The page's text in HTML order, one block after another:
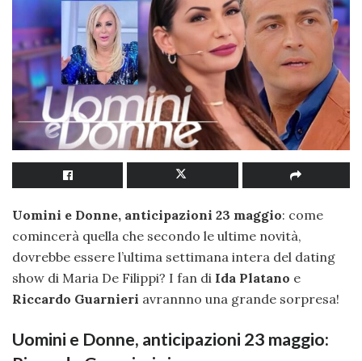
Uomini e Donne, anticipazioni 23 maggio: come
comincerà quella che secondo le ultime novità,
dovrebbe essere l’ultima settimana intera del dating
show di Maria De Filippi? I fan di Ida Platano e
Riccardo Guarnieri avrannno una grande sorpresa!
Uomini e Donne, anticipazioni 23 maggio: